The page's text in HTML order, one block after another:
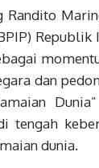
Republik
dan
tengah
dunia.